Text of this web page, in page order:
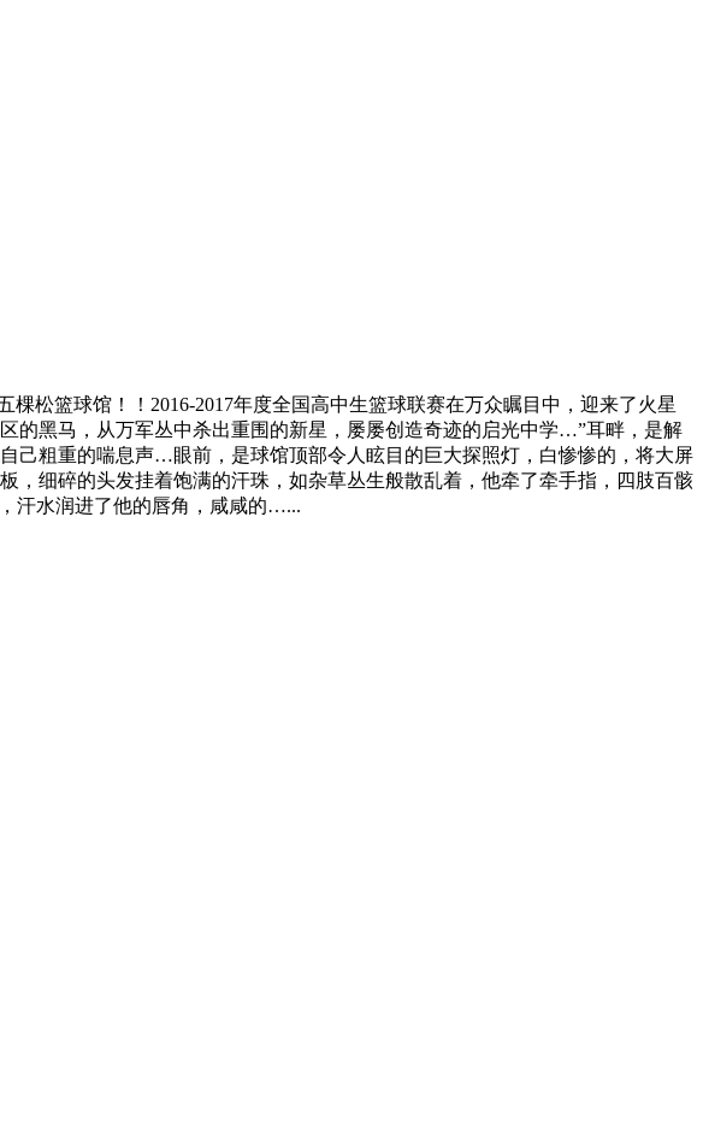
松篮球馆！！2016-2017年度全国高中生篮球联赛在万众瞩目中，迎来了火星
的黑马，从万军丛中杀出重围的新星，屡屡创造奇迹的启光中学…”耳畔，是解
己粗重的喘息声…眼前，是球馆顶部令人眩目的巨大探照灯，白惨惨的，将大屏
细碎的头发挂着饱满的汗珠，如杂草丛生般散乱着，他牵了牵手指，四肢百骸
汗水润进了他的唇角，咸咸的…...